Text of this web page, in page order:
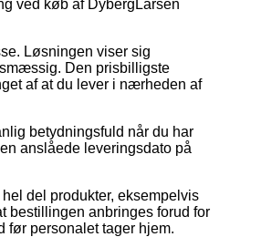
ved køb af DybergLarsen
Løsningen viser sig
Den prisbilligste
af at du lever i nærheden af
betydningsfuld når du har
anslåede leveringsdato på
del produkter, eksempelvis
bestillingen anbringes forud for
før personalet tager hjem.